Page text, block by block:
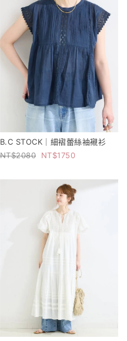
B.C STOCK｜細褶蕾絲袖襯衫
2080
1750